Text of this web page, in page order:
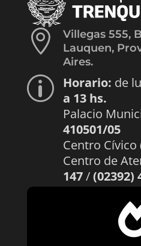

Villegas 555,
Lauquen,
Aires.
p Horario: de
a 13 hs.
Palacio
410501/05
Centro Cívico
Centro de
147/(02392)